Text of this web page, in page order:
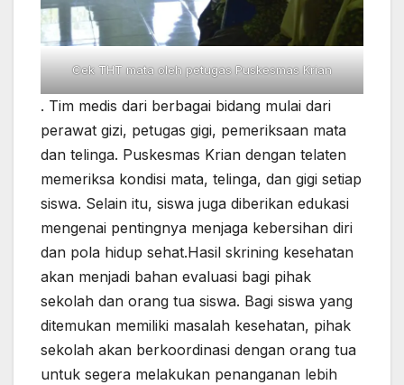
Cek THT mata oleh petugas Puskesmas Krian
. Tim medis dari berbagai bidang mulai dari
perawat gizi, petugas gigi, pemeriksaan mata
dan telinga. Puskesmas Krian dengan telaten
memeriksa kondisi mata, telinga, dan gigi setiap
siswa. Selain itu, siswa juga diberikan edukasi
mengenai pentingnya menjaga kebersihan diri
dan pola hidup sehat.Hasil skrining kesehatan
akan menjadi bahan evaluasi bagi pihak
sekolah dan orang tua siswa. Bagi siswa yang
ditemukan memiliki masalah kesehatan, pihak
sekolah akan berkoordinasi dengan orang tua
untuk segera melakukan penanganan lebih